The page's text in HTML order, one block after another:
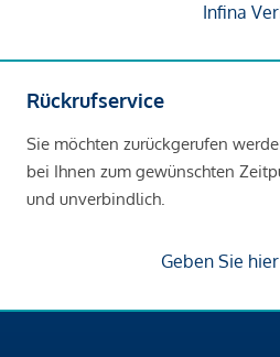
Infina
Rückrufservice
Sie möchten zurückgerufen
bei Ihnen zum gewünschten
und unverbindlich.
Geben Sie